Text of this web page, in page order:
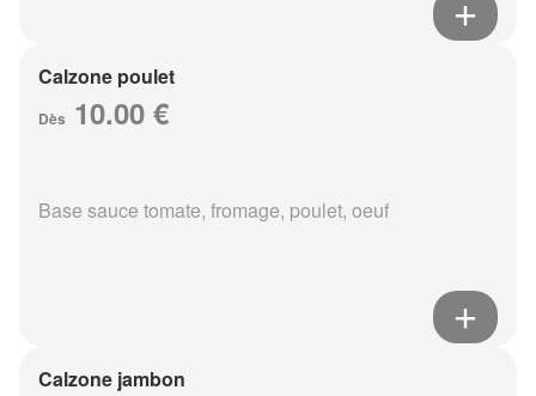
Calzone poulet
Dès 10.00 €
Base sauce tomate, fromage, poulet, oeuf
Calzone jambon